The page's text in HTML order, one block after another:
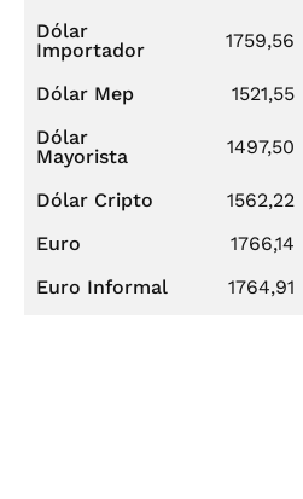
Dólar
Importador
1759,56
Dólar Mep 1521,55
Dólar
Mayorista
1497,50
Dólar Cripto 1562,22
Euro
1766,14
Euro Informal
1764,91